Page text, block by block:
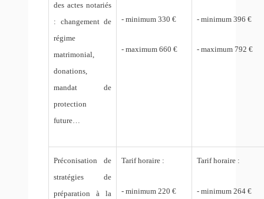
des actes notariés
: changement de
régime
matrimonial,
donations,
mandat de
protection
future…
- minimum 330 €
- maximum 660 €
- minimum 396 €
- maximum 792 €
Préconisation de
stratégies de
préparation à la
Tarif horaire :
- minimum 220 €
Tarif horaire :
- minimum 264 €